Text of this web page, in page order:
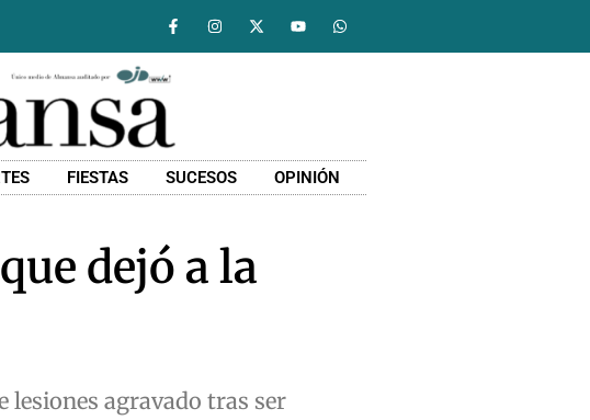
FIESTAS SUCESOS OPINIÓN
dejó a la
lesiones agravado tras ser